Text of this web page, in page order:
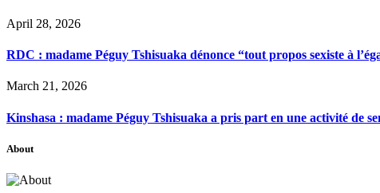
April 28, 2026
RDC : madame Péguy Tshisuaka dénonce “tout propos sexiste à
March 21, 2026
Kinshasa : madame Péguy Tshisuaka a pris part en une activité de
About